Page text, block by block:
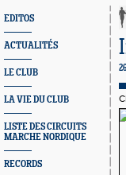
EDITOS
ACTUALITÉS
LE CLUB
LA VIE DU CLUB
LISTE DES CIRCUITS
MARCHE NORDIQUE
RECORDS